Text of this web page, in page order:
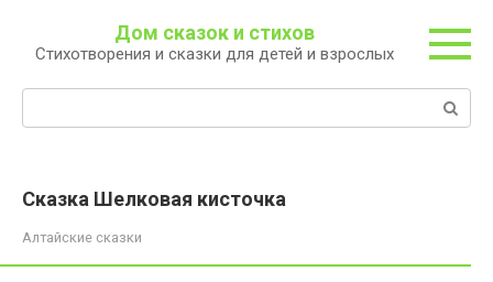
контенту
Дом сказок и стихов
Стихотворения и сказки для детей и взрослых
Сказка Шелковая кисточка
Алтайские сказки